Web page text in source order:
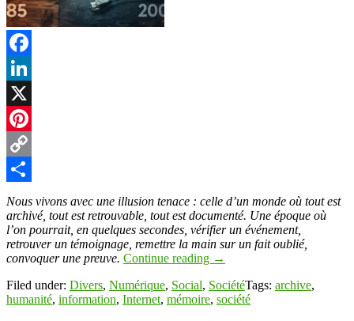
Facebook
LinkedIn
X
Pinterest
Copy
Link
Partager
Nous vivons avec une illusion tenace : celle d’un monde où tout est
archivé, tout est retrouvable, tout est documenté. Une époque où
l’on pourrait, en quelques secondes, vérifier un événement,
retrouver un témoignage, remettre la main sur un fait oublié,
convoquer une preuve. Continue reading →
Filed under: Divers, Numérique, Social, SociétéTags: archive,
humanité, information, Internet, mémoire, société